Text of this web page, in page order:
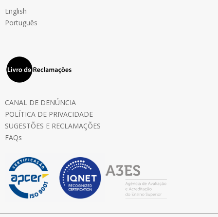
English
Português
CANAL DE DENÚNCIA
POLÍTICA DE PRIVACIDADE
SUGESTÕES E RECLAMAÇÕES
FAQs